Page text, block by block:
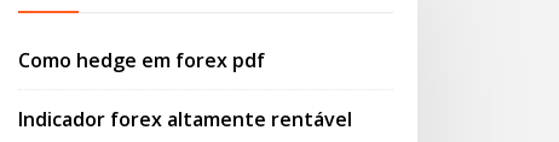
Como hedge em forex pdf
Indicador forex altamente rentável